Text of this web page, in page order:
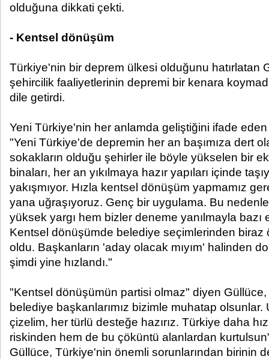
olduğuna dikkati çekti.
- Kentsel dönüşüm
Türkiye'nin bir deprem ülkesi olduğunu hatırlatan
şehircilik faaliyetlerinin depremi bir kenara
dile getirdi.
Yeni Türkiye'nin her anlamda geliştiğini ifade
"Yeni Türkiye'de depremin her an başımıza dert
sokakların olduğu şehirler ile böyle yükselen bir
binaları, her an yıkılmaya hazır yapıları içinde
yakışmıyor. Hızla kentsel dönüşüm yapmamız
yana uğraşıyoruz. Genç bir uygulama. Bu
yüksek yargı hem bizler deneme yanılmayla
Kentsel dönüşümde belediye seçimlerinden biraz
oldu. Başkanların 'aday olacak mıyım' halinden
şimdi yine hızlandı."
"Kentsel dönüşümün partisi olmaz" diyen
belediye başkanlarımız bizimle muhatap olsunlar.
çizelim, her türlü desteğe hazırız. Türkiye daha
riskinden hem de bu çöküntü alanlardan
Güllüce, Türkiye'nin önemli sorunlarından birinin